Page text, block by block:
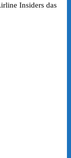
Insiders das